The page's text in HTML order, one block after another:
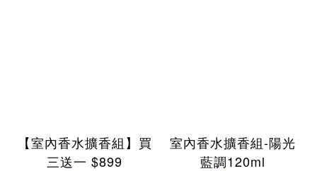
【室內香水擴香組】買
三送一 $899
室內香水擴香組-陽光
藍調120ml